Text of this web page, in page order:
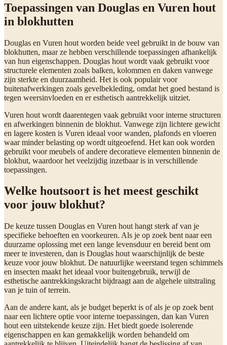
Toepassingen van Douglas en Vuren hout
in blokhutten
Douglas en Vuren hout worden beide veel gebruikt in de bouw van
blokhutten, maar ze hebben verschillende toepassingen afhankelijk
van hun eigenschappen. Douglas hout wordt vaak gebruikt voor
structurele elementen zoals balken, kolommen en daken vanwege
zijn sterkte en duurzaamheid. Het is ook populair voor
buitenafwerkingen zoals gevelbekleding, omdat het goed bestand is
tegen weersinvloeden en er esthetisch aantrekkelijk uitziet.
Vuren hout wordt daarentegen vaak gebruikt voor interne structuren
en afwerkingen binnenin de blokhut. Vanwege zijn lichtere gewicht
en lagere kosten is Vuren ideaal voor wanden, plafonds en vloeren
waar minder belasting op wordt uitgeoefend. Het kan ook worden
gebruikt voor meubels of andere decoratieve elementen binnenin de
blokhut, waardoor het veelzijdig inzetbaar is in verschillende
toepassingen.
Welke houtsoort is het meest geschikt
voor jouw blokhut?
De keuze tussen Douglas en Vuren hout hangt sterk af van je
specifieke behoeften en voorkeuren. Als je op zoek bent naar een
duurzame oplossing met een lange levensduur en bereid bent om
meer te investeren, dan is Douglas hout waarschijnlijk de beste
keuze voor jouw blokhut. De natuurlijke weerstand tegen schimmels
en insecten maakt het ideaal voor buitengebruik, terwijl de
esthetische aantrekkingskracht bijdraagt aan de algehele uitstraling
van je tuin of terrein.
Aan de andere kant, als je budget beperkt is of als je op zoek bent
naar een lichtere optie voor interne toepassingen, dan kan Vuren
hout een uitstekende keuze zijn. Het biedt goede isolerende
eigenschappen en kan gemakkelijk worden behandeld om